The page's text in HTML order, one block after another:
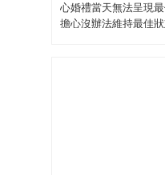
心婚禮當天無法呈現
擔心沒辦法維持最佳